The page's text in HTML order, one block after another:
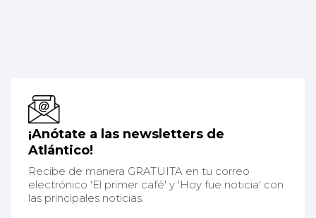
¡Anótate a las newsletters de
Atlántico!
Recibe de manera GRATUITA en tu correo
electrónico 'El primer café' y 'Hoy fue noticia' con
las principales noticias.